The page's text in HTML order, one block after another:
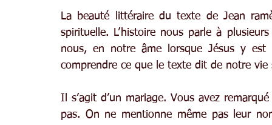
La beauté littéraire du texte de Jean
spirituelle. L’histoire nous parle à
nous, en notre âme lorsque Jésus y est
comprendre ce que le texte dit de notre vie
Il s’agit d’un mariage. Vous avez
pas. On ne mentionne même pas leur